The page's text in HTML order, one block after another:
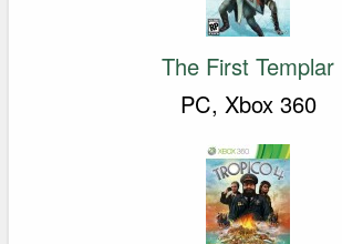
The First Templar
PC, Xbox 360